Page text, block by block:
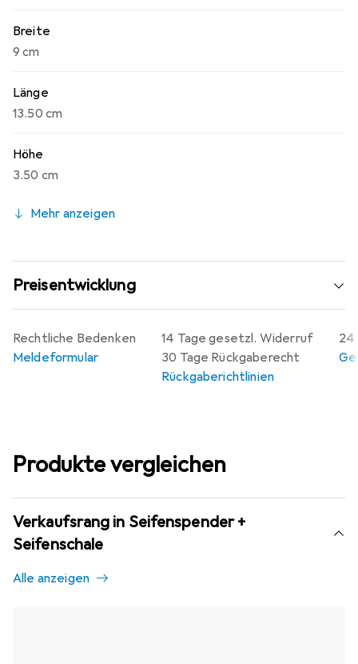
Breite
9 cm
Länge
13.50 cm
Höhe
3.50 cm
Mehr anzeigen
Preisentwicklung
14 Tage gesetzl. Widerruf
30 Tage Rückgaberecht
Rückgaberichtlinien
24
Rechtliche Bedenken
Meldeformular
Produkte vergleichen
Verkaufsrang in Seifenspender +
Seifenschale
Alle anzeigen